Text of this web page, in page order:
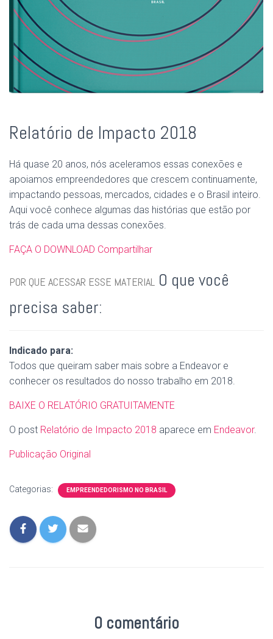
Relatório de Impacto 2018
Há quase 20 anos, nós aceleramos essas conexões e
apoiamos empreendedores que crescem continuamente,
impactando pessoas, mercados, cidades e o Brasil inteiro.
Aqui você conhece algumas das histórias que estão por
trás de cada uma dessas conexões.
FAÇA O DOWNLOAD Compartilhar
POR QUE ACESSAR ESSE MATERIAL O que você
precisa saber:
Indicado para:
Todos que queiram saber mais sobre a Endeavor e
conhecer os resultados do nosso trabalho em 2018.
BAIXE O RELATÓRIO GRATUITAMENTE
O post Relatório de Impacto 2018 aparece em Endeavor.
Publicação Original
Categorias: EMPREENDEDORISMO NO BRASIL
0 comentário